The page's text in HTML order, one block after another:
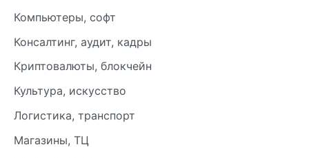
Компьютеры, софт
Консалтинг, аудит, кадры
Криптовалюты, блокчейн
Культура, искусство
Логистика, транспорт
Магазины, ТЦ